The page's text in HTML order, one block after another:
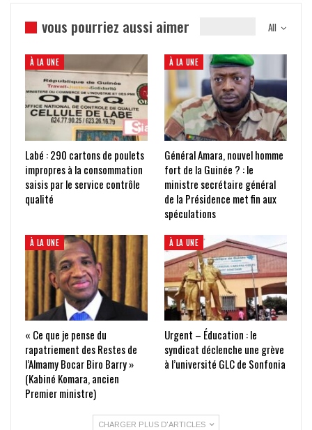
All
vous pourriez aussi aimer
À LA UNE
Labé : 290 cartons de poulets
impropres à la consommation
saisis par le service contrôle
qualité
À LA UNE
Général Amara, nouvel homme
fort de la Guinée ? : le
ministre secrétaire général
de la Présidence met fin aux
spéculations
À LA UNE
« Ce que je pense du
rapatriement des Restes de
l’Almamy Bocar Biro Barry »
(Kabiné Komara, ancien
Premier ministre)
À LA UNE
Urgent – Éducation : le
syndicat déclenche une grève
à l’université GLC de Sonfonia
CHARGER PLUS D'ARTICLES